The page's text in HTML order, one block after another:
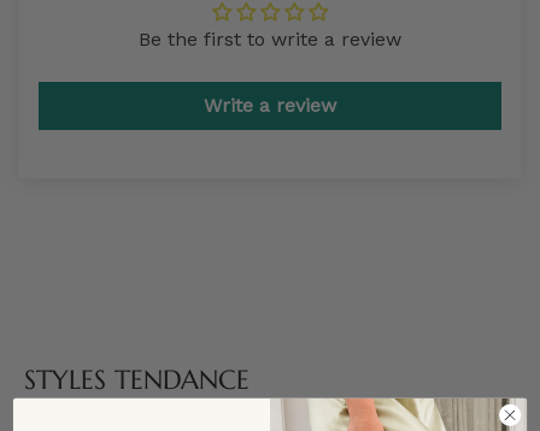
Be the first to write a review
Write a review
STYLES TENDANCE